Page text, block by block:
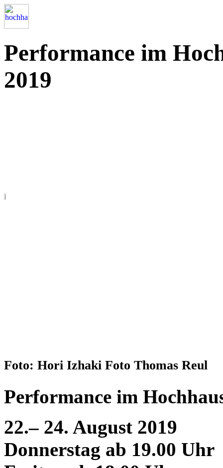
Performance im
2019
Foto: Hori Izhaki Foto Thomas Reul
Performance im
22.– 24. August 2019
Donnerstag ab 19.00 Uhr